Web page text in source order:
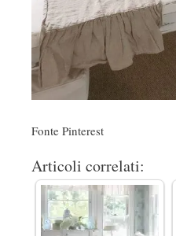
Fonte Pinterest
Articoli correlati: